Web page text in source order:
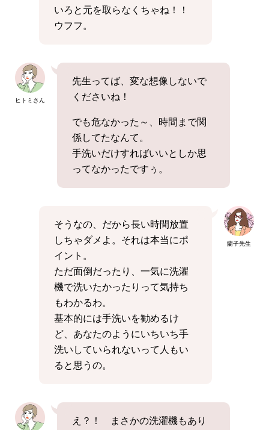
いろと元を取らなくちゃね！！
ウフフ。
ヒトミさん
先生ってば、変な想像しないで
くださいね！
でも危なかった～、時間まで関
係してたなんて。
手洗いだけすればいいとしか思
ってなかったですぅ。
蘭子先生
そうなの、だから長い時間放置
しちゃダメよ。それは本当にポ
イント。
ただ面倒だったり、一気に洗濯
機で洗いたかったりって気持ち
もわかるわ。
基本的には手洗いを勧めるけ
ど、あなたのようにいちいち手
洗いしていられないって人もい
ると思うの。
え？！ まさかの洗濯機もあり